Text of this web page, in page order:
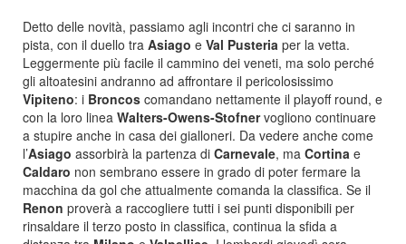
Detto delle novità, passiamo agli incontri che ci saranno in
pista, con il duello tra Asiago e Val Pusteria per la vetta.
Leggermente più facile il cammino dei veneti, ma solo perché
gli altoatesini andranno ad affrontare il pericolosissimo
Vipiteno: i Broncos comandano nettamente il playoff round, e
con la loro linea Walters-Owens-Stofnervogliono continuare
a stupire anche in casa dei gialloneri. Da vedere anche come
l’Asiago assorbirà la partenza di Carnevale, ma Cortina e
Caldaro non sembrano essere in grado di poter fermare la
macchina da gol che attualmente comanda la classifica. Se il
Renon proverà a raccogliere tutti i sei punti disponibili per
rinsaldare il terzo posto in classifica, continua la sfida a